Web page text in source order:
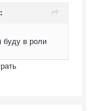
буду в роли